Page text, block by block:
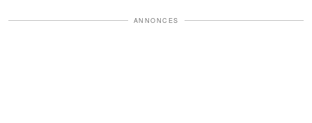
ANNONCES